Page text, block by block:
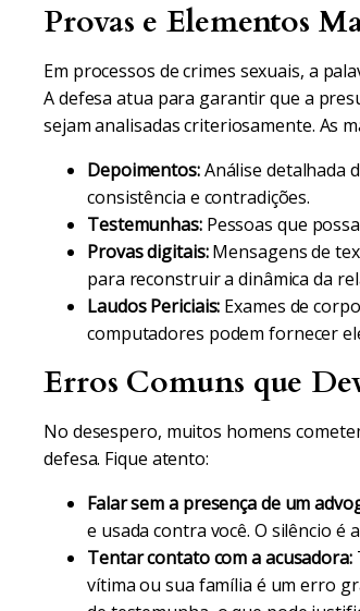
Provas e Elementos
Em processos de crimes sexuais, a
A defesa atua para garantir que a
sejam analisadas criteriosamente. As
Depoimentos:Análise detalhada
consistência e contradições.
Testemunhas:Pessoas que
Provas digitais:Mensagens de
para reconstruir a dinâmica da
Laudos Periciais: Exames de
computadores podem fornecer
Erros Comuns que
No desespero, muitos homens
defesa. Fique atento:
Falar sem a presença de um
e usada contra você. O silêncio é
Tentar contato com a acusadora:
vítima ou sua família é um erro